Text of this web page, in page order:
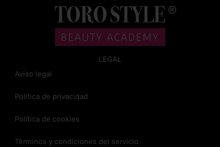
LEGAL
Aviso legal
Política de privacidad
Política de cookies
Términos y condiciones del servicio